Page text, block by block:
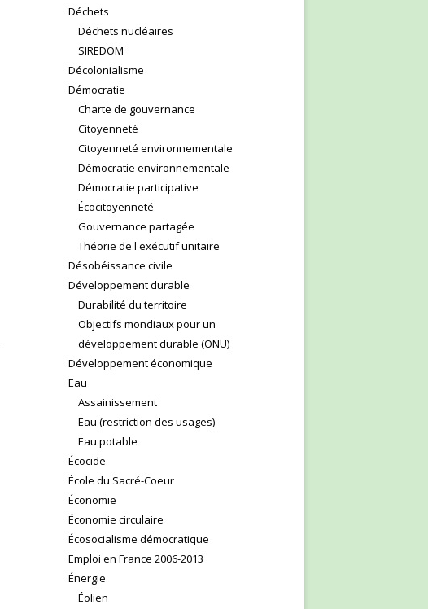
Déchets
Déchets nucléaires
SIREDOM
Décolonialisme
Démocratie
Charte de gouvernance
Citoyenneté
Citoyenneté environnementale
Démocratie environnementale
Démocratie participative
Écocitoyenneté
Gouvernance partagée
Théorie de l'exécutif unitaire
Désobéissance civile
Développement durable
Durabilité du territoire
Objectifs mondiaux pour un
développement durable (ONU)
Développement économique
Eau
Assainissement
Eau (restriction des usages)
Eau potable
Écocide
École du Sacré-Coeur
Économie
Économie circulaire
Écosocialisme démocratique
Emploi en France 2006-2013
Énergie
Éolien